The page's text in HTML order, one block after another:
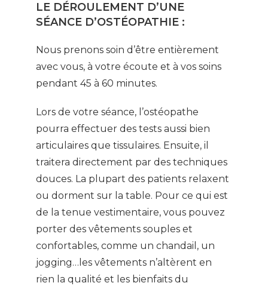
LE DÉROULEMENT D’UNE
SÉANCE D’OSTÉOPATHIE :
Nous prenons soin d’être entièrement
avec vous, à votre écoute et à vos soins
pendant 45 à 60 minutes.
Lors de votre séance, l’ostéopathe
pourra effectuer des tests aussi bien
articulaires que tissulaires. Ensuite, il
traitera directement par des techniques
douces. La plupart des patients relaxent
ou dorment sur la table. Pour ce qui est
de la tenue vestimentaire, vous pouvez
porter des vêtements souples et
confortables, comme un chandail, un
jogging…les vêtements n’altèrent en
rien la qualité et les bienfaits du